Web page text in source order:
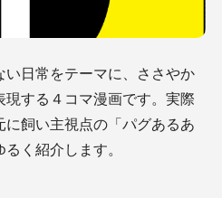
日常をテーマに、ささやか
する４コマ漫画です。実際
飼い主視点の「パグあるあ
く紹介します。